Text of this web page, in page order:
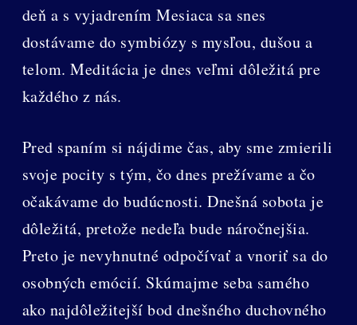
deň a s vyjadrením Mesiaca sa snes
dostávame do symbiózy s mysľou, dušou a
telom. Meditácia je dnes veľmi dôležitá pre
každého z nás.
Pred spaním si nájdime čas, aby sme zmierili
svoje pocity s tým, čo dnes prežívame a čo
očakávame do budúcnosti. Dnešná sobota je
dôležitá, pretože nedeľa bude náročnejšia.
Preto je nevyhnutné odpočívať a vnoriť sa do
osobných emócií. Skúmajme seba samého
ako najdôležitejší bod dnešného duchovného